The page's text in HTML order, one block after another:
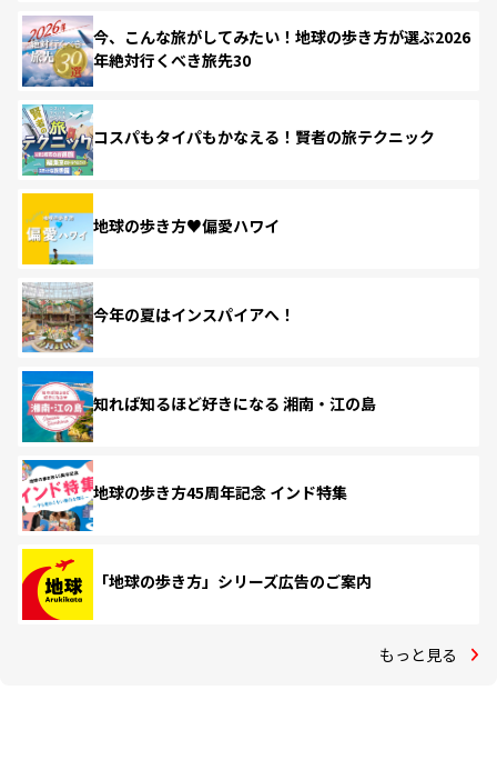
今、こんな旅がしてみたい！地球の歩き方が選ぶ2026
年絶対行くべき旅先30
コスパもタイパもかなえる！賢者の旅テクニック
地球の歩き方♥偏愛ハワイ
今年の夏はインスパイアへ！
知れば知るほど好きになる 湘南・江の島
地球の歩き方45周年記念 インド特集
「地球の歩き方」シリーズ広告のご案内
もっと見る